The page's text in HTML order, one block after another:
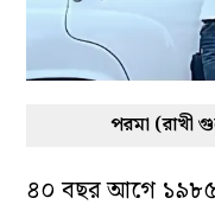
পরমা (রাখী
৪০ বছর আগে ১৯৮৫